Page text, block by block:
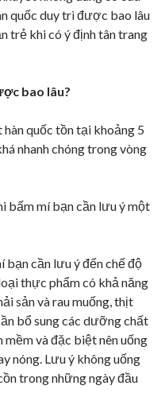
quốc duy trì được bao lâu
trẻ khi có ý định tân trang
bao lâu?
quốc tồn tại khoảng 5
nhanh chóng trong vòng
bấm mí bạn cần lưu ý một
bạn cần lưu ý đến chế độ
thực phẩm có khả năng
sản và rau muống, thịt
bổ sung các dưỡng chất
và đặc biệt nên uống
nóng. Lưu ý không uống
trong những ngày đầu